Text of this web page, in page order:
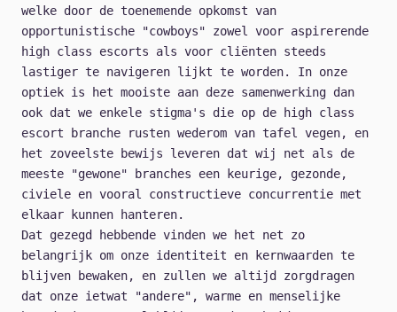
welke door de toenemende opkomst van
opportunistische "cowboys" zowel voor aspirerende
high class escorts als voor cliënten steeds
lastiger te navigeren lijkt te worden. In onze
optiek is het mooiste aan deze samenwerking dan
ook dat we enkele stigma's die op de high class
escort branche rusten wederom van tafel vegen, en
het zoveelste bewijs leveren dat wij net als de
meeste "gewone" branches een keurige, gezonde,
civiele en vooral constructieve concurrentie met
elkaar kunnen hanteren.
Dat gezegd hebbende vinden we het net zo
belangrijk om onze identiteit en kernwaarden te
blijven bewaken, en zullen we altijd zorgdragen
dat onze ietwat "andere", warme en menselijke